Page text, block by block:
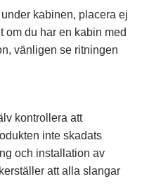
kabinen, placera ej
om du har en kabin med
vänligen se ritningen
kontrollera att
inte skadats
och installation av
att alla slangar